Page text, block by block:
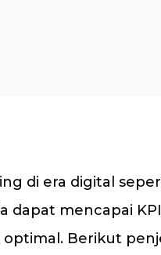
di era digital
dapat mencapai
Berikut